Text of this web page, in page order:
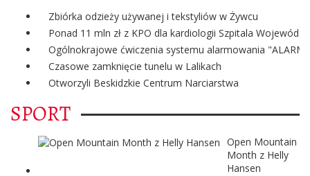
Zbiórka odzieży używanej i tekstyliów w Żywcu
Ponad 11 mln zł z KPO dla kardiologii Szpitala
Ogólnokrajowe ćwiczenia systemu alarmowania "ALARM"
Czasowe zamknięcie tunelu w Lalikach
Otworzyli Beskidzkie Centrum Narciarstwa
SPORT
Open Mountain
Month z Helly
Hansen